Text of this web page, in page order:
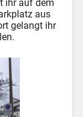
ihr auf dem
aus
gelangt ihr